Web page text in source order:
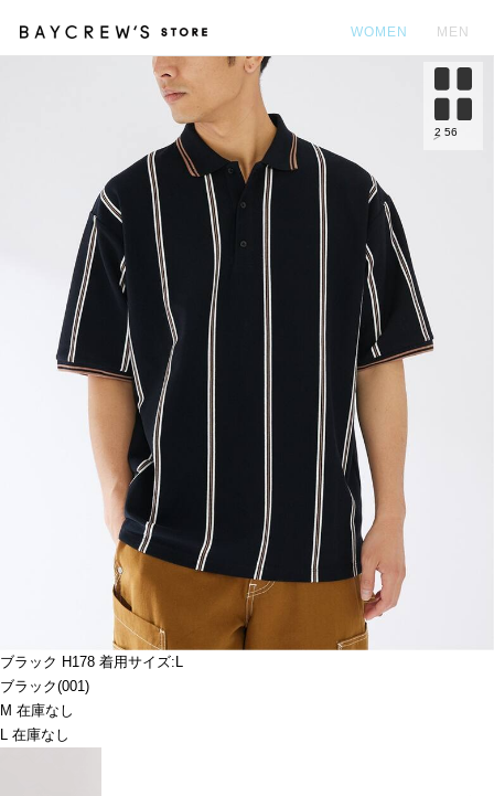
WOMEN MEN
ブラック H178 着用サイズ:L
ブラック(001)
M 在庫なし
L 在庫なし
2 56